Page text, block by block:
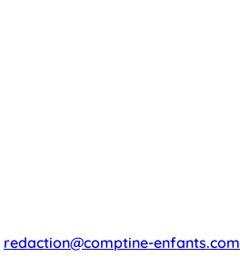
redaction@comptine-enfants.com